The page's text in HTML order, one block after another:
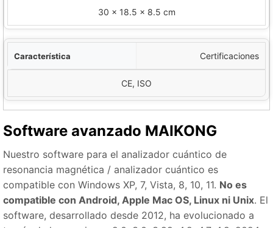
30 × 18.5 × 8.5 cm
Certificaciones
CE, ISO
Software avanzado MAIKONG
Nuestro software para el analizador cuántico de
resonancia magnética / analizador cuántico es
compatible con Windows XP, 7, Vista, 8, 10, 11. No es
compatible con Android, Apple Mac OS, Linux ni Unix. El
software, desarrollado desde 2012, ha evolucionado a